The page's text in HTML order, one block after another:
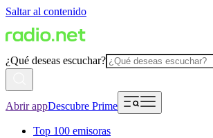
Saltar al contenido
¿Qué deseas escuchar?
Abrir appDescubre Prime
Top 100 emisoras